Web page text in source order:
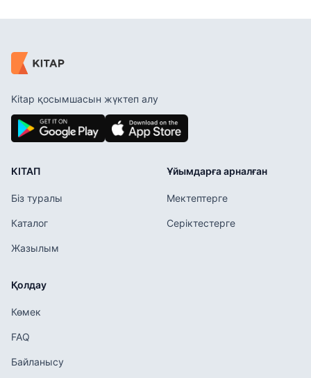
Kitap қосымшасын жүктеп алу
КІТАП
Біз туралы
Каталог
Жазылым
Ұйымдарға арналған
Мектептерге
Серіктестерге
Қолдау
Көмек
FAQ
Байланысу